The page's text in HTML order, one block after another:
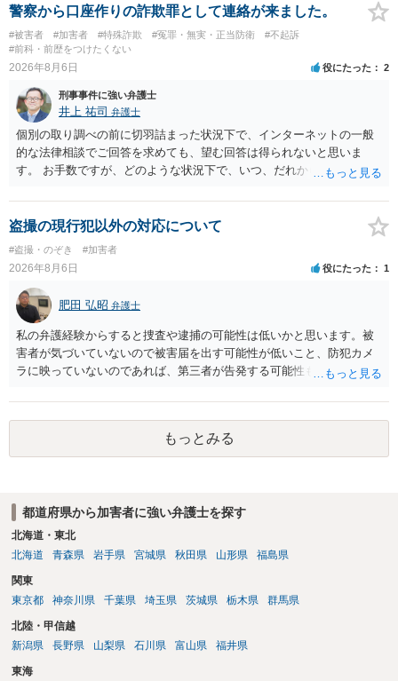
護観察所と連携した職業支援の内容や具体的な就労・監督状況） ・監
督者の証言 など、証拠で担保された客観性と実現可能性があるもので
なければあまり意味がありません。 もともと執行猶予が狙える事案で
あれば本人の反省の言葉だけで十分であり、実刑となるか微妙な事案
いうのが実感です。
警察から口座作りの詐欺罪として連絡が来ました。
#被害者 #加害者 #特殊詐欺 #冤罪・無実・正当防衛
#不起訴
#前科・前歴をつけたくない
2026年8月6日 役にたった 2
刑事事件に強い弁護士
井上 祐司 弁護士
個別の取り調べの前に切羽詰まった状況下で、インターネットの一般
的な法律相談でご回答を求めても、望む回答は得られないと思いま
す。 お手数ですが、どのような状況下で、いつ、だれからどのような
の程度だと聞いているのかということについて、お近くで詳細な法律
相談を受けられたうえで対処方法を探された方がよいと思われます。
一般論でいえば、任意取り調べの場合、ＩＣレコーダーを持参して取
り調べ内容を録音することは必須だと考えます。
盗撮の現行犯以外の対応について
#盗撮・のぞき #加害者
2026年8月6日 役にたった 1
肥田 弘昭 弁護士
私の弁護経験からすると捜査や逮捕の可能性は低いかと思います。被
害者が気づいていないので被害届を出す可能性が低いこと、防犯カメ
ラに映っていないのであれば、第三者が告発する可能性も低いこと、
座る女性を盗撮(全体像写真1枚と5秒程度の動画)してしまいました。下
着や胸など強調したものではありません。」とありますが、少なくと
も捜査段階では性的姿態等撮影罪の被疑事実で逮捕勾留されるケース
が私の弁護経験では多くなった印象です（最終的には不起訴ないし各
もっとみる
都道府県から加害者に強い弁護士を探す
北海道・東北
北海道
青森県 岩手県 宮城県 秋田県 山形県 福島県
関東
東京都
神奈川県 千葉県 埼玉県 茨城県 栃木県 群馬県
北陸・甲信越
新潟県
長野県 山梨県 石川県 富山県 福井県
東海